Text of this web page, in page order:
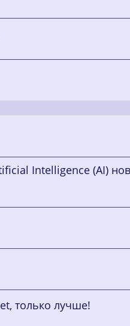
Intelligence (AI)
только лучше!